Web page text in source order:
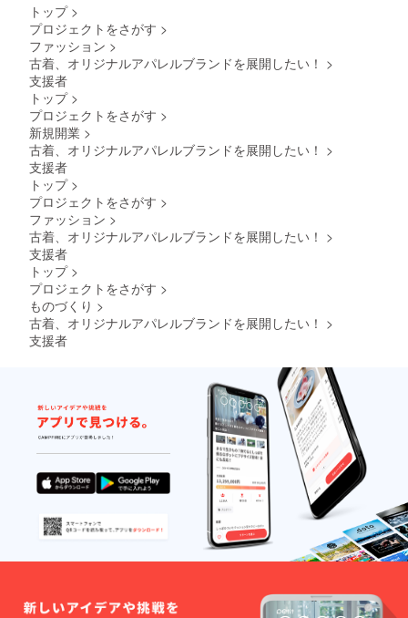
トップ >
プロジェクトをさがす >
ファッション >
古着、オリジナルアパレルブランドを展開したい！ >
支援者
トップ >
プロジェクトをさがす >
新規開業 >
古着、オリジナルアパレルブランドを展開したい！ >
支援者
トップ >
プロジェクトをさがす >
ファッション >
古着、オリジナルアパレルブランドを展開したい！ >
支援者
トップ >
プロジェクトをさがす >
ものづくり >
古着、オリジナルアパレルブランドを展開したい！ >
支援者